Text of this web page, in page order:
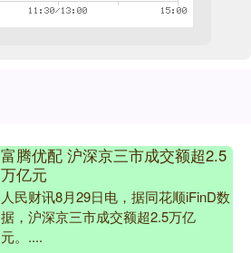
富腾优配 沪深京三市成交额超2.5
万亿元
人民财讯8月29日电，据同花顺iFinD数
据，沪深京三市成交额超2.5万亿
元。....